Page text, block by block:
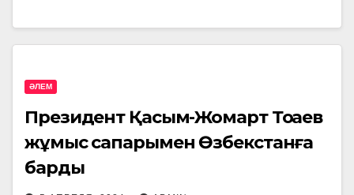
ӘЛЕМ
Президент Қасым-Жомарт Тоқаев
жұмыс сапарымен Өзбекстанға
барды